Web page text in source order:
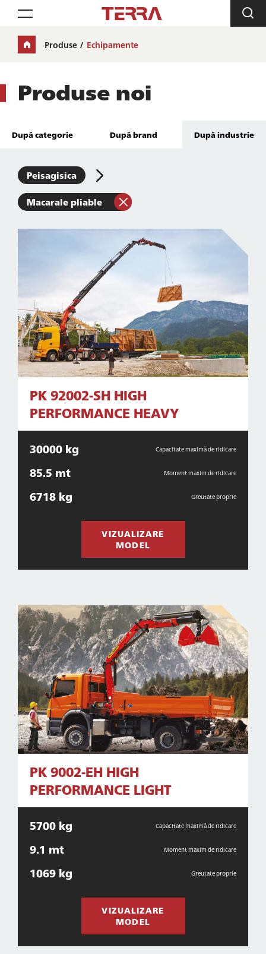
Toggle navigation
Produse Echipamente
Produse noi
După categorie După brand După industrie
Peisagisica
Macarale pliable
PK 92002-SH HIGH
PERFORMANCE HEAVY
30000 kg Capacitate maximă de ridicare
85.5 mt Moment maxim de ridicare
6718 kg Greutate proprie
VIZUALIZARE
MODEL
PK 9002-EH HIGH
PERFORMANCE LIGHT
5700 kg Capacitate maximă de ridicare
9.1 mt Moment maxim de ridicare
1069 kg Greutate proprie
VIZUALIZARE
MODEL